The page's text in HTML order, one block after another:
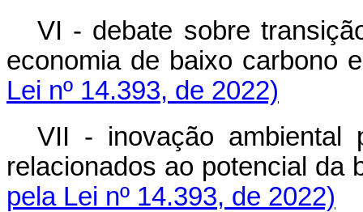
VI - debate sobre
economia de baixo
Lei nº 14.393, de 2022)
VII - inovação ambiental
relacionados ao potencial
pela Lei nº 14.393, de 2022)